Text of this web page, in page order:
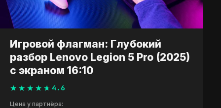
Игровой флагман: Глубокий
разбор Lenovo Legion 5 Pro (2025)
с экраном 16:10
4.6
Цена у партнёра: